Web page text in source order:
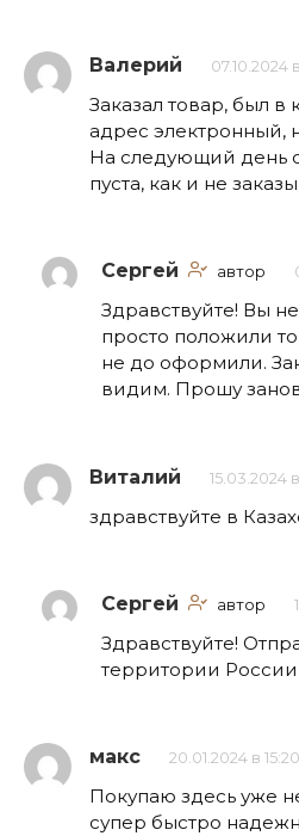
Валерий 07.10.2024
Заказал товар, был в
адрес электронный,
На следующий день
пуста, как и не
Сергей автор
Здравствуйте! Вы
просто положили
не до оформили.
видим. Прошу
Виталий 15.03.2024
здравствуйте в
Сергей автор
Здравствуйте!
территории России
макс 20.01.2024 в 15:20
Покупаю здесь уже
супер быстро